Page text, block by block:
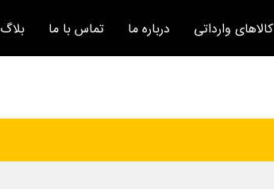
کالاهای وارداتی درباره ما تماس با ما بلاگ